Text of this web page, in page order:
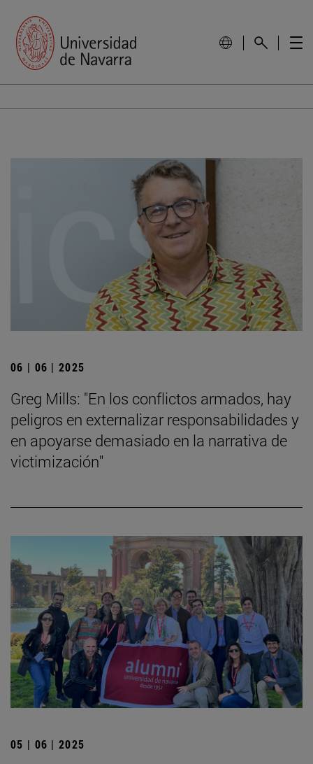
06 | 06 | 2025
Greg Mills: "En los conflictos armados, hay
peligros en externalizar responsabilidades y
en apoyarse demasiado en la narrativa de
victimización"
05 | 06 | 2025